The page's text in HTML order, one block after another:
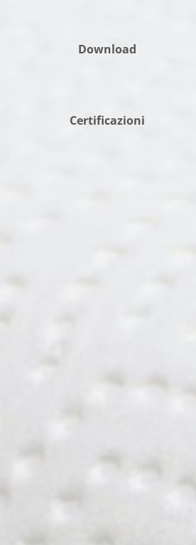
Download
Certificazioni